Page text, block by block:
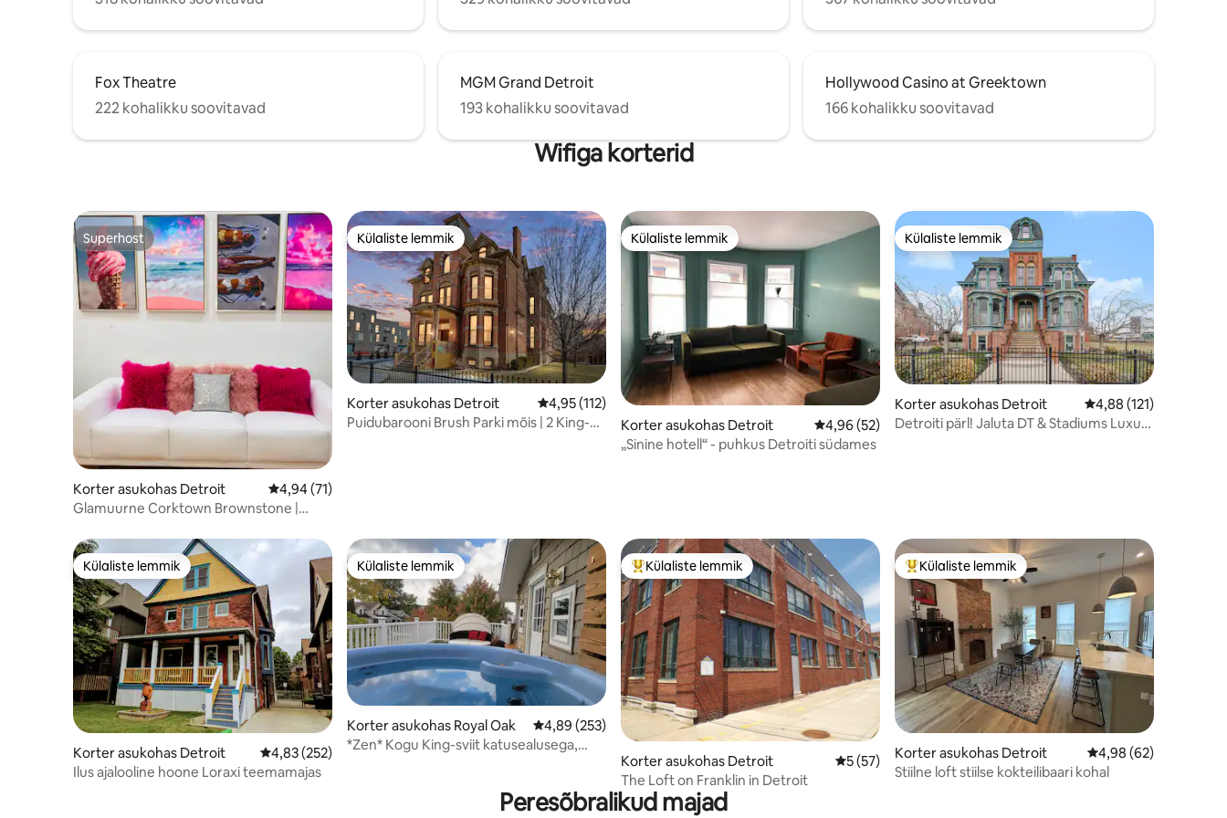
Fox Theatre
222 kohalikku soovitavad
MGM Grand Detroit
193 kohalikku soovitavad
Hollywood Casino at Greektown
166 kohalikku soovitavad
Wifiga korterid
Superhost
Superhost
Korter asukohas Detroit Keskmine hinnang 4,94/5, 71 hinnangut
4,94 (71)
Glamuurne Corktown Brownstone |
Külaliste lemmik
Külaliste lemmik
Korter asukohas Detroit Keskmine hinnang 4,95/5, 112 hinnangut
4,95 (112)
Puidubarooni Brush Parki mõis | 2 King-
Külaliste lemmik
Külaliste lemmik
Korter asukohas Detroit Keskmine hinnang 4,96/5, 52 hinnangut
4,96 (52)
„Sinine hotell“ - puhkus Detroiti südames
Külaliste lemmik
Külaliste lemmik
Korter asukohas Detroit Keskmine hinnang
4,88 (121)
Detroiti pärl! Jaluta DT & Stadiums Luxury
Külaliste lemmik
Külaliste lemmik
Korter asukohas Detroit Keskmine hinnang 4,83/5, 252 hinnangut
4,83 (252)
Ilus ajalooline hoone Loraxi teemamajas
Külaliste lemmik
Külaliste lemmik
Korter asukohas Royal Oak Keskmine hinnang 4,89/5, 253 hinnangut
4,89 (253)
*Zen* Kogu King-sviit katusealusega,
Külaliste suur lemmik
Külaliste lemmik
Korter asukohas Detroit Keskmine hinnang 5/5, 57 hinnangut
5 (57)
The Loft on Franklin in Detroit
Külaliste suur lemmik
Külaliste lemmik
Korter asukohas Detroit Keskmine hinnang
4,98 (62)
Stiilne loft stiilse kokteilibaari kohal
Peresõbralikud majad